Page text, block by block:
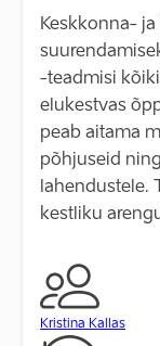
Keskkonna-
-teadmisi
elukestvas
peab aitama
põhjuseid
lahendustele.
kestliku
Kristina Kallas